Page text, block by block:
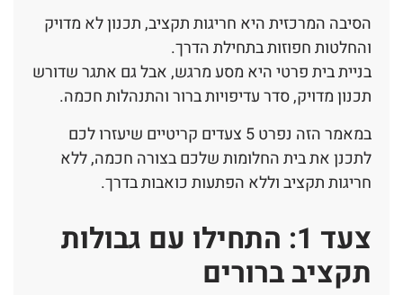
הסיבה המרכזית היא חריגות תקציב, תכנון לא מדויק
והחלטות חפוזות בתחילת הדרך.
בניית בית פרטי היא מסע מרגש, אבל גם אתגר שדורש
תכנון מדויק, סדר עדיפויות ברור והתנהלות חכמה.
במאמר הזה נפרט 5 צעדים קריטיים שיעזרו לכם
לתכנן את בית החלומות שלכם בצורה חכמה, ללא
חריגות תקציב וללא הפתעות כואבות בדרך.
צעד 1: התחילו עם גבולות
תקציב ברורים